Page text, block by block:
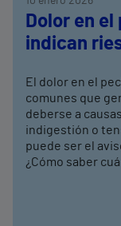
Dolor en
indican
El dolor en el
comunes que
deberse a
indigestión o
puede ser el
¿Cómo saber